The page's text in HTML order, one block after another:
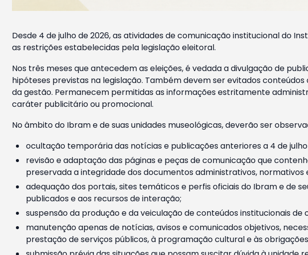
Desde 4 de julho de 2026, as atividades de comunicação institucional do
as restrições estabelecidas pela legislação eleitoral.
Nos três meses que antecedem as eleições, é vedada a divulgação de
hipóteses previstas na legislação. Também devem ser evitados
da gestão. Permanecem permitidas as informações estritamente
caráter publicitário ou promocional.
No âmbito do Ibram e de suas unidades museológicas, deverão ser
ocultação temporária das notícias e publicações anteriores a 4 de
revisão e adaptação das páginas e peças de comunicação que
preservada a integridade dos documentos administrativos, normativos
adequação dos portais, sites temáticos e perfis oficiais do Ibram e de
publicados e aos recursos de interação;
suspensão da produção e da veiculação de conteúdos institucionais
manutenção apenas de notícias, avisos e comunicados objetivos,
prestação de serviços públicos, à programação cultural e às